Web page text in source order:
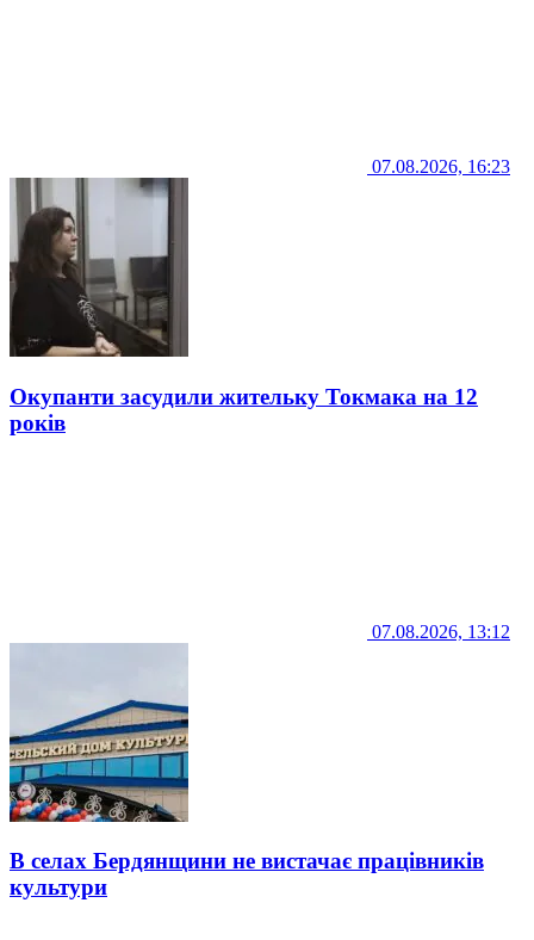
07.08.2026, 16:23
Окупанти засудили жительку Токмака на 12
років
07.08.2026, 13:12
В селах Бердянщини не вистачає працівників
культури